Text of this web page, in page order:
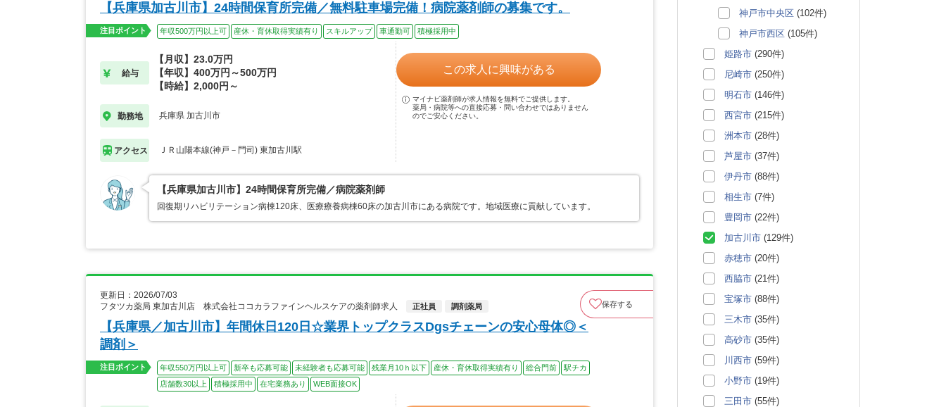
【兵庫県加古川市】24時間保育所完備／無料駐車場完備！病院薬剤師の募集です。
注目ポイント 年収500万円以上可 産休・育休取得実績有り スキルアップ 車通勤可 積極採用中
給与
【月収】23.0万円
【年収】400万円～500万円
【時給】2,000円～
勤務地 兵庫県 加古川市
アクセス ＪＲ山陽本線(神戸－門司) 東加古川駅
この求人に興味がある
マイナビ薬剤師が求人情報を無料でご提供します。
薬局・病院等への直接応募・問い合わせではありません
のでご安心ください。
【兵庫県加古川市】24時間保育所完備／病院薬剤師
回復期リハビリテーション病棟120床、医療療養病棟60床の加古川市にある病院です。地域医療に貢献しています。
更新日：2026/07/03
フタツカ薬局 東加古川店 株式会社ココカラファインヘルスケアの薬剤師求人
正社員 調剤薬局 保存する
【兵庫県／加古川市】年間休日120日☆業界トップクラスDgsチェーンの安心母体◎＜
調剤＞
注目ポイント 年収550万円以上可 新卒も応募可能 未経験者も応募可能 残業月10ｈ以下 産休・育休取得実績有り 総合門前
駅チカ
店舗数30以上
積極採用中 在宅業務あり WEB面接OK
神戸市中央区 (102件)
神戸市西区 (105件)
姫路市 (290件)
尼崎市 (250件)
明石市 (146件)
西宮市 (215件)
洲本市 (28件)
芦屋市 (37件)
伊丹市 (88件)
相生市 (7件)
豊岡市 (22件)
加古川市 (129件)
赤穂市 (20件)
西脇市 (21件)
宝塚市 (88件)
三木市 (35件)
高砂市 (35件)
川西市 (59件)
小野市 (19件)
三田市 (55件)